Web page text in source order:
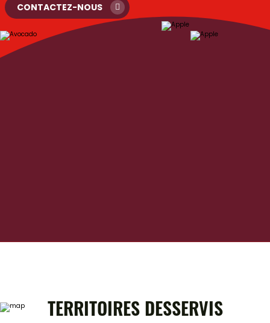
CONTACTEZ-NOUS
TERRITOIRES DESSERVIS